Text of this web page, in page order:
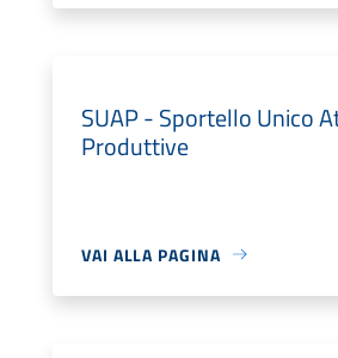
SUAP - Sportello Unico
Produttive
VAI ALLA PAGINA